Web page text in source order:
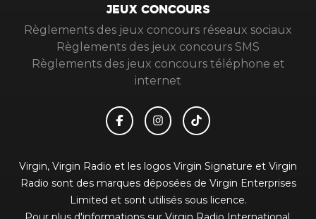
JEUX CONCOURS
Règlements des jeux concours réseaux sociaux
Règlements des jeux concours SMS
Règlements des jeux concours téléphone et
internet
Virgin, Virgin Radio et les logos Virgin Signature et Virgin
Radio sont des marques déposées de Virgin Enterprises
Limited et sont utilisés sous licence.